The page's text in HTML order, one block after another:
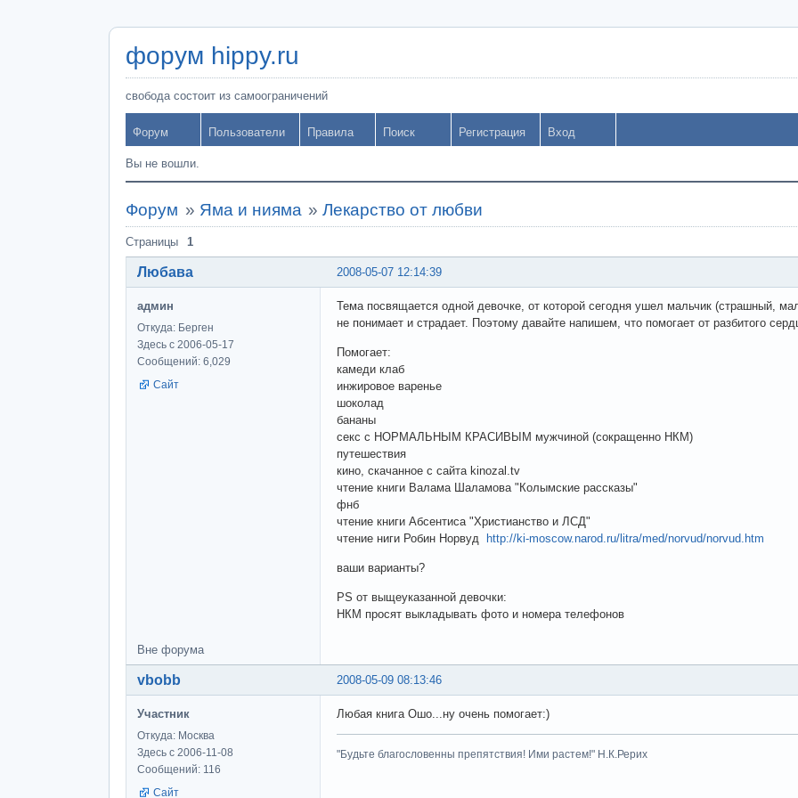
форум hippy.ru
свобода состоит из самоограничений
Форум Пользователи Правила Поиск Регистрация Вход
Вы не вошли.
Форум » Яма и нияма »Лекарство от любви
Страницы 1
2008-05-07 12:14:39
Любава
админ
Откуда: Берген
Здесь с 2006-05-17
Сообщений: 6,029
Сайт
Тема посвящается одной девочке, от которой сегодня ушел мальчик (страшный,
не понимает и страдает. Поэтому давайте напишем, что помогает от разбитого
Помогает:
камеди клаб
инжировое варенье
шоколад
бананы
секс с НОРМАЛЬНЫМ КРАСИВЫМ мужчиной (сокращенно НКМ)
путешествия
кино, скачанное с сайта kinozal.tv
чтение книги Валама Шаламова "Колымские рассказы"
фнб
чтение книги Абсентиса "Христианство и ЛСД"
чтение ниги Робин Норвуд
http://ki-moscow.narod.ru/litra/med/norvud/norvud.htm
ваши варианты?
PS от выщеуказанной девочки:
НКМ просят выкладывать фото и номера телефонов
Вне форума
2008-05-09 08:13:46
vbobb
Участник
Откуда: Москва
Здесь с 2006-11-08
Сообщений: 116
Сайт
Любая книга Ошо...ну очень помогает:)
"Будьте благословенны препятствия! Ими растем!" Н.К.Рерих